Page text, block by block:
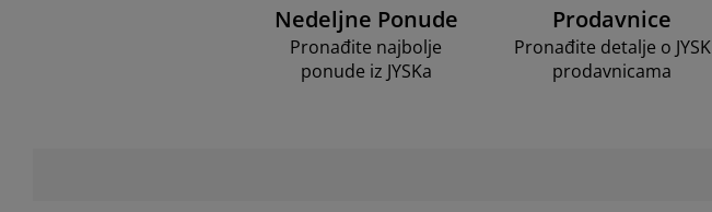
Nedeljne Ponude
Pronađite najbolje
ponude iz JYSKa
Prodavnice
Pronađite detalje o JYSK
prodavnicama